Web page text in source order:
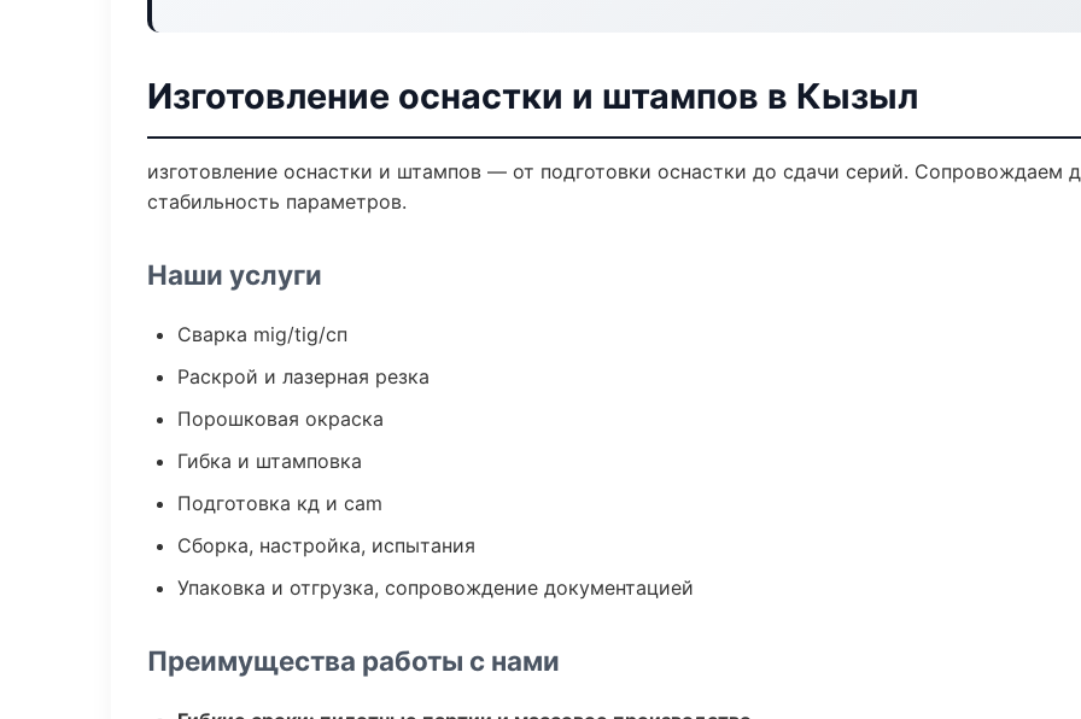
Изготовление оснастки и штампов в Кызыл
изготовление оснастки и штампов — от подготовки оснастки до сдачи серий. Сопровождаем
стабильность параметров.
Наши услуги
Сварка mig/tig/сп
Раскрой и лазерная резка
Порошковая окраска
Гибка и штамповка
Подготовка кд и cam
Сборка, настройка, испытания
Упаковка и отгрузка, сопровождение документацией
Преимущества работы с нами